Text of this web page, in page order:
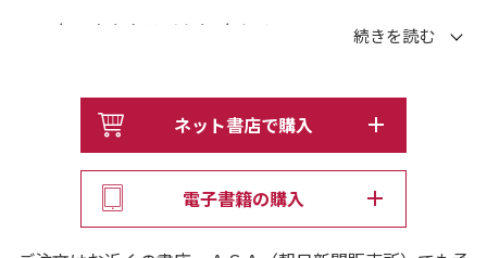
2027年、あなたはどんな1年に？
ヒントを、この1冊に詰め込みました。
8万人以上を無償で占い、25年以上「開運」を極め続け
「芸能界最強の占い師」ゲッターズ飯田。
ネット書店で購入
電子書籍の購入